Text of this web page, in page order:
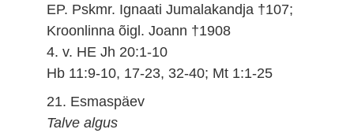
EP. Pskmr. Ignaati Jumalakandja †107;
Kroonlinna õigl. Joann †1908
4. v. HE Jh 20:1-10
Hb 11:9-10, 17-23, 32-40; Mt 1:1-25
21. Esmaspäev
Talve algus